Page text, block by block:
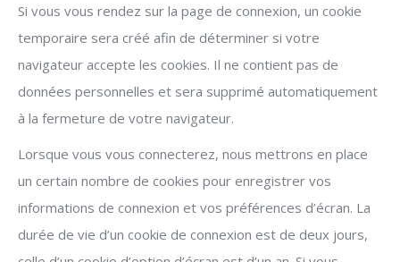
Si vous vous rendez sur la page de connexion, un cookie
temporaire sera créé afin de déterminer si votre
navigateur accepte les cookies. Il ne contient pas de
données personnelles et sera supprimé automatiquement
à la fermeture de votre navigateur.
Lorsque vous vous connecterez, nous mettrons en place
un certain nombre de cookies pour enregistrer vos
informations de connexion et vos préférences d’écran. La
durée de vie d’un cookie de connexion est de deux jours,